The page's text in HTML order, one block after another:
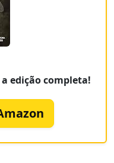
edição completa!